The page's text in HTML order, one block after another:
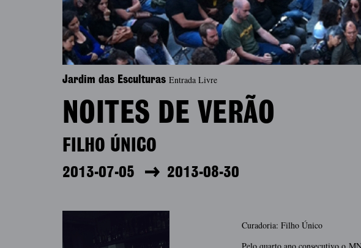
Jardim das Esculturas Entrada Livre
NOITES DE VERÃO
FILHO ÚNICO
2013-07-05 2013-08-30
Curadoria: Filho Único